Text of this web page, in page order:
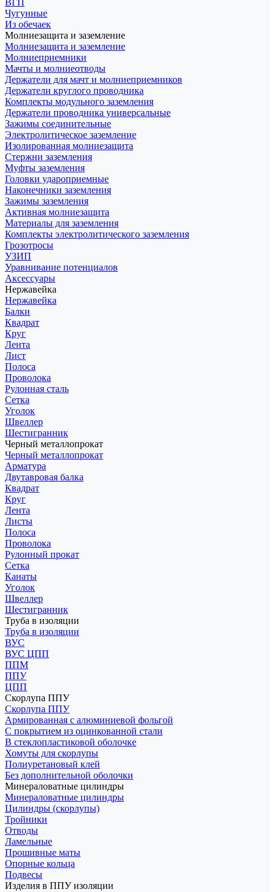
ВГП
Чугунные
Из обечаек
Молниезащита и заземление
Молниезащита и заземление
Молниеприемники
Мачты и молниеотводы
Держатели для мачт и молниеприемников
Держатели круглого проводника
Комплекты модульного заземления
Держатели проводника универсальные
Зажимы соединительные
Электролитическое заземление
Изолированная молниезащита
Стержни заземления
Муфты заземления
Головки удароприемные
Наконечники заземления
Зажимы заземления
Активная молниезащита
Материалы для заземления
Комплекты электролитического заземления
Грозотросы
УЗИП
Уравнивание потенциалов
Аксессуары
Нержавейка
Нержавейка
Балки
Квадрат
Круг
Лента
Лист
Полоса
Проволока
Рулонная сталь
Сетка
Уголок
Швеллер
Шестигранник
Черный металлопрокат
Черный металлопрокат
Арматура
Двутавровая балка
Квадрат
Круг
Лента
Листы
Полоса
Проволока
Рулонный прокат
Сетка
Канаты
Уголок
Швеллер
Шестигранник
Труба в изоляции
Труба в изоляции
ВУС
ВУС ЦПП
ППМ
ППУ
ЦПП
Скорлупа ППУ
Скорлупа ППУ
Армированная с алюминиевой фольгой
С покрытием из оцинкованной стали
В стеклопластиковой оболочке
Хомуты для скорлупы
Полиуретановый клей
Без дополнительной оболочки
Минераловатные цилиндры
Минераловатные цилиндры
Цилиндры (скорлупы)
Тройники
Отводы
Ламельные
Прошивные маты
Опорные кольца
Подвесы
Изделия в ППУ изоляции